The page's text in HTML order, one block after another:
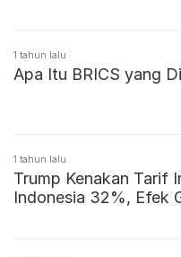
1 tahun lalu
Apa Itu BRICS yang
1 tahun lalu
Trump Kenakan Tarif
Indonesia 32%, Efek